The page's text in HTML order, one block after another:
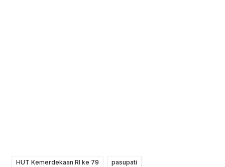
HUT Kemerdekaan RI ke 79 pasupati